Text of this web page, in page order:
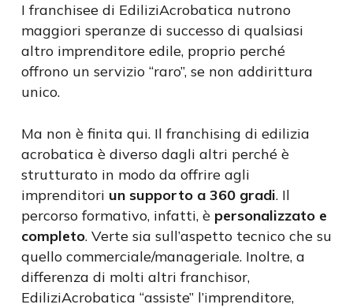
I franchisee di EdiliziAcrobatica nutrono
maggiori speranze di successo di qualsiasi
altro imprenditore edile, proprio perché
offrono un servizio “raro”, se non addirittura
unico.
Ma non è finita qui. Il franchising di edilizia
acrobatica è diverso dagli altri perché è
strutturato in modo da offrire agli
imprenditori un supporto a 360 gradi. Il
percorso formativo, infatti, è personalizzato e
completo. Verte sia sull’aspetto tecnico che su
quello commerciale/manageriale. Inoltre, a
differenza di molti altri franchisor,
EdiliziAcrobatica “assiste” l’imprenditore,